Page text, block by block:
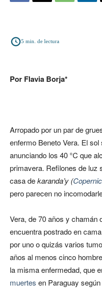
5 min. de lectura
Por Flavia Borja*
Arropado por un par de
enfermo Beneto Vera. El
anunciando los 40 °C que
primavera. Refilones de luz
casa dekaranda’y (
pero parecen no
Vera, de 70 años y chamán
encuentra postrado en
por uno o quizás varios
años al menos cinco
la misma enfermedad, que
muertes en Paraguay